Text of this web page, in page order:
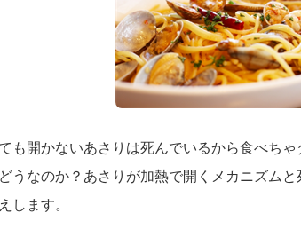
も開かないあさりは死んでいるから食べち
うなのか？あさりが加熱で開くメカニズム
します。